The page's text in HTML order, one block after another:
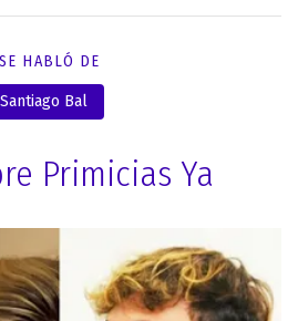
SE HABLÓ DE
Santiago Bal
Primicias Ya